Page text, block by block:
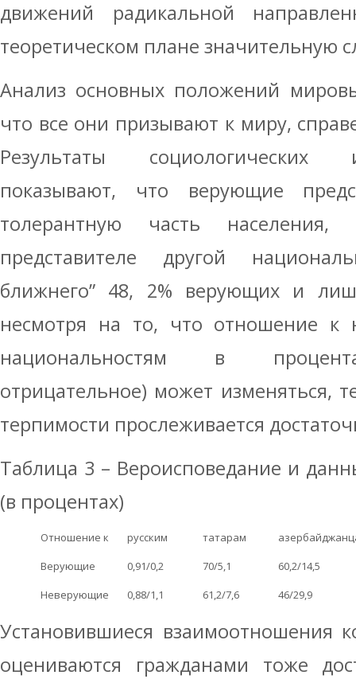
движений радикальной
теоретическом плане значительную
Анализ основных положений
что все они призывают к миру,
Результаты социологических
показывают, что верующие
толерантную часть
представителе другой
ближнего” 48, 2% верующих и
несмотря на то, что отношение к
национальностям в
отрицательное) может изменяться,
терпимости прослеживается
Таблица 3 – Вероисповедание и
(в процентах)
Отношение к русским татарам
Верующие
0,91/0,2 70/5,1
60,2/14,5
Неверующие
0,88/1,1 61,2/7,6 46/29,9
Установившиеся взаимоотношения
оцениваются гражданами тоже